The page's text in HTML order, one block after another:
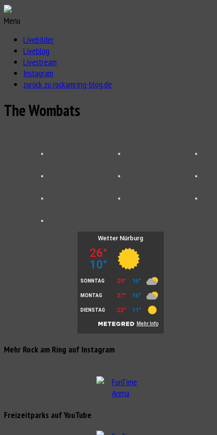
Menu
Livebilder
Liveblog
Livestream
Instagram
zurück zu rockamring-blog.de
The Wombats
Mehr Rock am Ring auf Instagram
Freizeitparks auf YouTube